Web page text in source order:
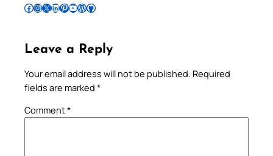
Follow Pradeep on Facebook Follow Pradeep on InstagramFollow Pradeep on X Follow Pradeep on LinkedIn Follow Pradeep on Pinterest Subscribe to Pradeep’s Youtube Channel Follow Pradeep on WordPress Follow Pradeep on GitHub
Leave a Reply
Your email address will not be published. Required
fields are marked *
Comment*